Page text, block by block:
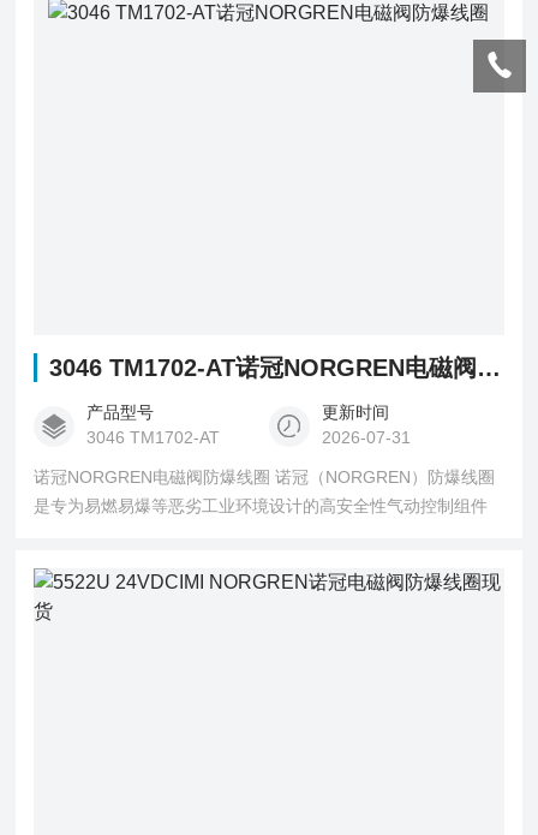
3046 TM1702-AT诺冠NORGREN电磁阀防爆线圈
产品型号
3046 TM1702-AT
更新时间
2026-07-31
诺冠NORGREN电磁阀防爆线圈 诺冠（NORGREN）防爆线圈
是专为易燃易爆等恶劣工业环境设计的高安全性气动控制组件